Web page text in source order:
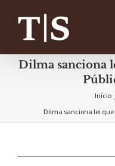
conteúdo
Dilma sanciona
Início
Dilma sanciona lei